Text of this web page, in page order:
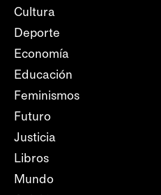
Cultura
Deporte
Economía
Educación
Feminismos
Futuro
Justicia
Libros
Mundo